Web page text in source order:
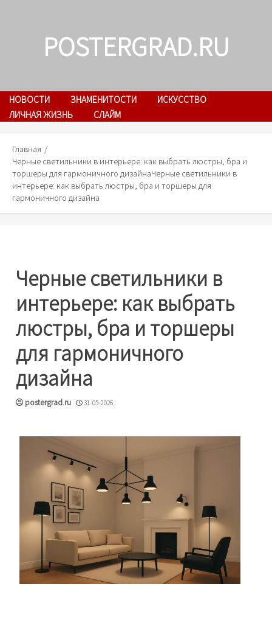
POSTERGRAD.RU
НОВОСТИ ЗНАМЕНИТОСТИ
ИСКУССТВО
ЛИЧНАЯ ЖИЗНЬ
СЛАЙМ
Главная
Черные светильники в интерьере: как выбрать люстры, бра и
торшеры для гармоничного дизайнаЧерные светильники в
интерьере: как выбрать люстры, бра и торшеры для
гармоничного дизайна
Черные светильники в
интерьере: как выбрать
люстры, бра и торшеры
для гармоничного
дизайна
postergrad.ru 31-05-2026